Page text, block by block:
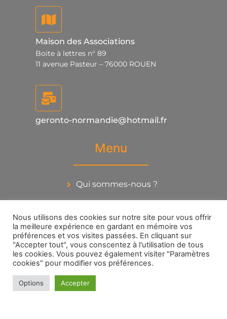
Maison des Associations
Boite à lettres n° 89
11 avenue Pasteur – 76000 ROUEN
geronto-normandie@hotmail.fr
Menu
Qui sommes-nous ?
Thématiques
Liens Utiles
Contact
Réseaux sociaux
Nous utilisons des cookies sur notre site pour vous offrir
la meilleure expérience en gardant en mémoire vos
préférences et vos visites passées. En cliquant sur
"Accepter tout", vous conscentez à l'utilisation de tous
les cookies. Vous pouvez également visiter "Paramètres
cookies" pour modifier vos préférences.
Options Accepter